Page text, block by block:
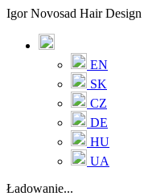
Igor Novosad Hair Design
EN
SK
CZ
DE
HU
UA
Ładowanie...